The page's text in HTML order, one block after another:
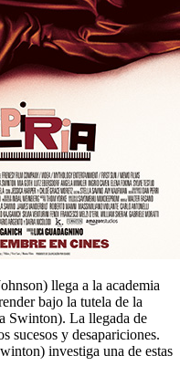
llega a la academia
bajo la tutela de la
Swinton). La llegada de
sucesos y desapariciones.
investiga una de estas